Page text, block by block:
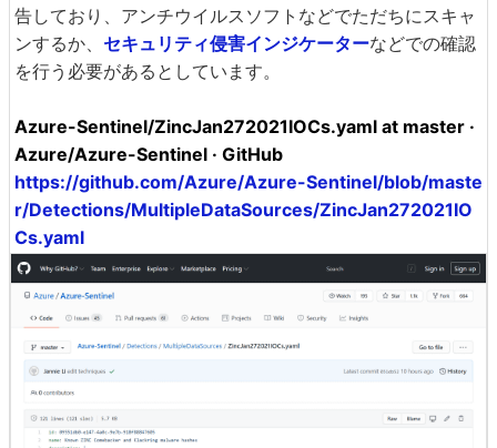
告しており、アンチウイルスソフトなどでただちにスキャ
ンするか、 セキュリティ侵害インジケーターなどでの確認
を行う必要があるとしています。
Azure-Sentinel/ZincJan272021IOCs.yaml at master ·
Azure/Azure-Sentinel · GitHub
https://github.com/Azure/Azure-Sentinel/blob/maste
r/Detections/MultipleDataSources/ZincJan272021IO
Cs.yaml